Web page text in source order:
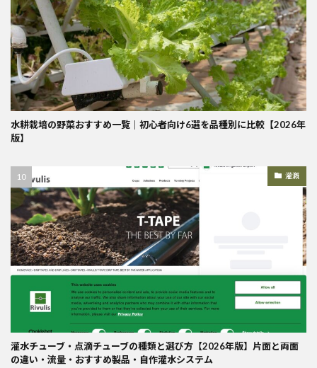
水耕栽培の野菜おすすめ一覧｜初心者向け6選を品種別に比較【2026年
版】
灌漑
灌水チューブ・点滴チューブの種類と選び方【2026年版】片面と両面
の違い・流量・おすすめ製品・自作灌水システム